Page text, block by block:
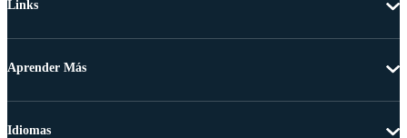
Links
Aprender Más
Idiomas